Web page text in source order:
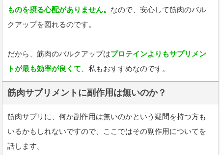
ものを摂る心配がありません。 なので、安心して筋肉のバル
クアップを図れるのです。
だから、筋肉のバルクアップはプロテインよりもサプリメン
トが最も効率が良くて 、私もおすすめなのです。
筋肉サプリメントに副作用は無いのか？
筋肉サプリに、何か副作用は無いのかという疑問を持つ方も
いるかもしれないですので、ここではその副作用についてを
話します。